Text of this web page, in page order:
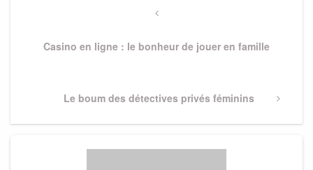
Previous
Casino en ligne : le bonheur de jouer en famille
Next
Le boum des détectives privés féminins